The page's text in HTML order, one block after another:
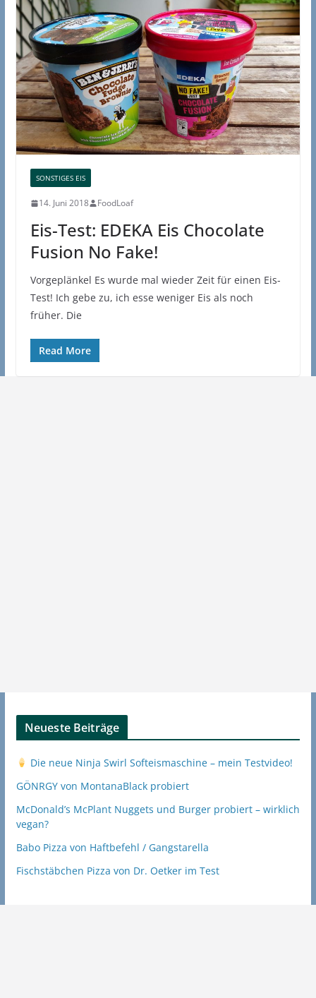
SONSTIGES EIS
14. Juni 2018 FoodLoaf
Eis-Test: EDEKA Eis Chocolate
Fusion No Fake!
Vorgeplänkel Es wurde mal wieder Zeit für einen Eis-
Test! Ich gebe zu, ich esse weniger Eis als noch
früher. Die
Read More
Neueste Beiträge
Die neue Ninja Swirl Softeismaschine – mein Testvideo!
GÖNRGY von MontanaBlack probiert
McDonald’s McPlant Nuggets und Burger probiert – wirklich
vegan?
Babo Pizza von Haftbefehl / Gangstarella
Fischstäbchen Pizza von Dr. Oetker im Test